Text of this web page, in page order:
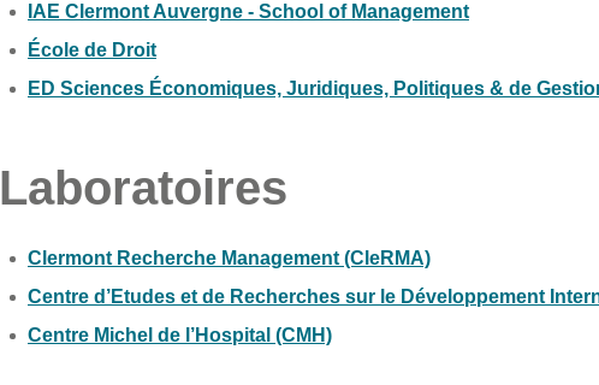
IAE Clermont Auvergne - School of Management
École de Droit
ED Sciences Économiques, Juridiques, Politiques & de
Laboratoires
Clermont Recherche Management (CleRMA)
Centre d’Etudes et de Recherches sur le Développement
Centre Michel de l’Hospital (CMH)